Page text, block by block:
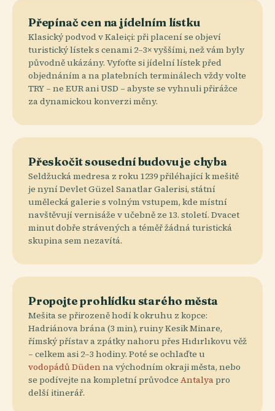
Přepínač cen na jídelním lístku
Klasický podvod v Kaleiçi: při placení se objeví
turistický lístek s cenami 2–3× vyššími, než vám byly
původně ukázány. Vyfoťte si jídelní lístek před
objednáním a na platebních terminálech vždy volte
TRY – ne EUR ani USD – abyste se vyhnuli přirážce
za dynamickou konverzi měny.
Přeskočit sousední budovu je chyba
Seldžucká medresa z roku 1239 přiléhající k mešitě
je nyní Devlet Güzel Sanatlar Galerisi, státní
umělecká galerie s volným vstupem, kde místní
navštěvují vernisáže v učebně ze 13. století. Dvacet
minut dobře strávených a téměř žádná turistická
skupina sem nezavítá.
Propojte prohlídku starého města
Mešita se přirozeně hodí k okruhu z kopce:
Hadriánova brána (3 min), ruiny Kesik Minare,
římský přístav a zpátky nahoru přes Hıdırlıkovu věž
– celkem asi 2–3 hodiny. Poté se ochlaďte u
vodopádů Düden na východním okraji města, nebo
se podívejte na kompletní průvodce Antalyapro
delší itinerář.